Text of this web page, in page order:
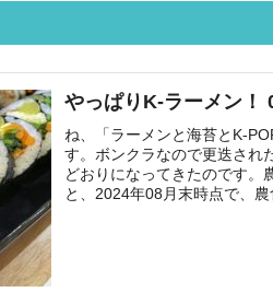
対策で浅薄な発言。
に不適格な国だ。
を増やします」⇒「金を経由する
1,214.4億ドル」まで拡大 ⇒ 海外
明を支持しない「50.5％」に上昇
やっぱりK-ラーメン！
ね、「ラーメンと海苔とK-
す。ボンクラなので更迭され
どおりになってきたのです。
と、2024年08月末時点で、